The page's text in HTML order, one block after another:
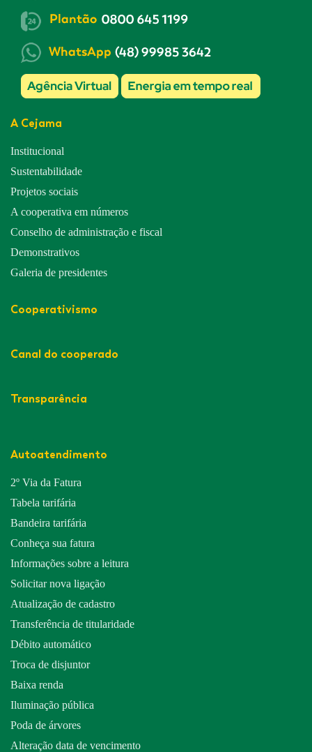
A Cejama
Institucional
Sustentabilidade
Projetos sociais
A cooperativa em números
Conselho de administração e fiscal
Demonstrativos
Galeria de presidentes
Cooperativismo
Canal do cooperado
Transparência
Autoatendimento
2º Via da Fatura
Tabela tarifária
Bandeira tarifária
Conheça sua fatura
Informações sobre a leitura
Solicitar nova ligação
Atualização de cadastro
Transferência de titularidade
Débito automático
Troca de disjuntor
Baixa renda
Iluminação pública
Poda de árvores
Alteração data de vencimento